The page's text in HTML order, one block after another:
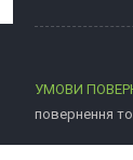
повернення